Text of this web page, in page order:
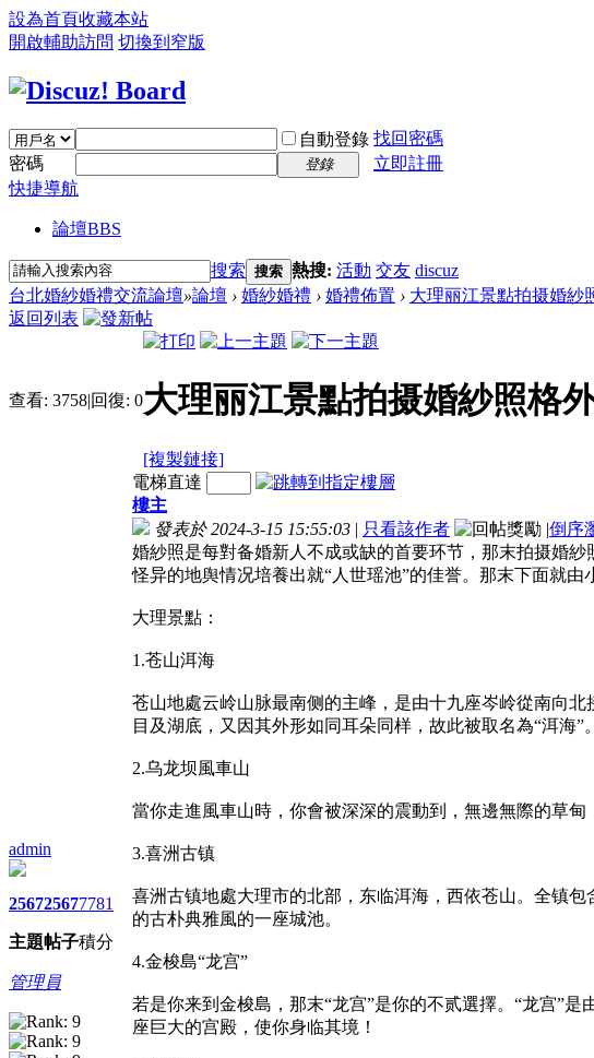
設為首頁收藏本站
開啟輔助訪問 切換到窄版
自動登錄 找回密碼
密碼
登錄
立即註冊
快捷導航
論壇BBS
搜索 搜索 熱搜: 活動 交友 discuz
台北婚紗婚禮交流論壇»論壇 › 婚紗婚禮 › 婚禮佈置 › 大理丽江景點拍摄婚紗
返回列表
查看: 3758|回復: 0大理丽江景點拍摄婚紗照格
[複製鏈接]
admin
2567
主題
2567
帖子
7781
積分
管理員
電梯直達
樓主
發表於 2024-3-15 15:55:03 | 只看該作者 |倒序
婚紗照是每對备婚新人不成或缺的首要环节，那末拍摄婚
怪异的地舆情况培養出就“人世瑶池”的佳誉。那末下面就
大理景點：
1.苍山洱海
苍山地處云岭山脉最南侧的主峰，是由十九座岑岭從南向
目及湖底，又因其外形如同耳朵同样，故此被取名為“洱海”。
2.乌龙坝風車山
當你走進風車山時，你會被深深的震動到，無邊無際的草甸
3.喜洲古镇
喜洲古镇地處大理市的北部，东临洱海，西依苍山。全镇
的古朴典雅風的一座城池。
4.金梭島“龙宫”
若是你来到金梭島，那末“龙宫”是你的不贰選擇。“龙宫”
座巨大的宫殿，使你身临其境！